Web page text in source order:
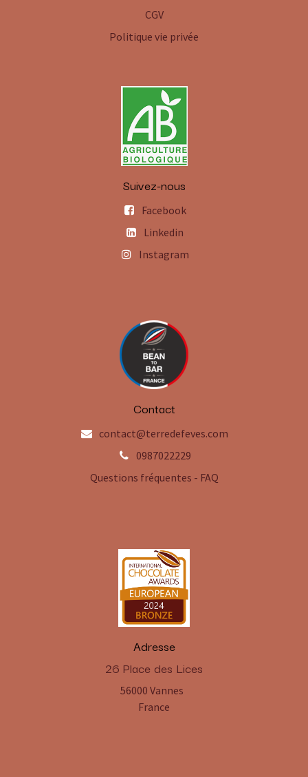
CGV
Politique vie privée
Suivez-nous
Facebook
Linkedin
Instagram
Contact
contact@terredefeves.com
0987022229
Questions fréquentes - FAQ
Adresse
​26 Place des Lices
56000 Vannes
France